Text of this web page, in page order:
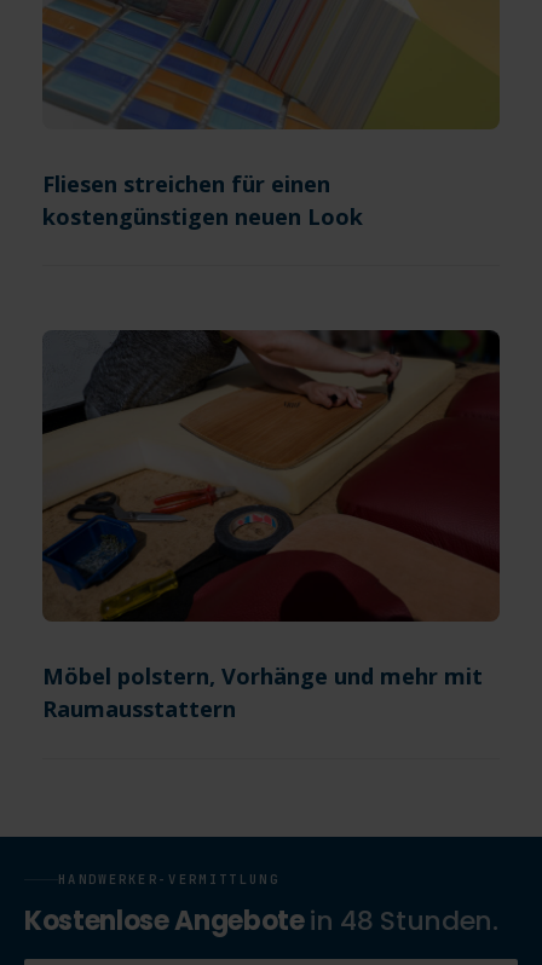
Fliesen streichen für einen
kostengünstigen neuen Look
Möbel polstern, Vorhänge und mehr mit
Raumausstattern
HANDWERKER-VERMITTLUNG
Kostenlose Angebotein 48 Stunden.